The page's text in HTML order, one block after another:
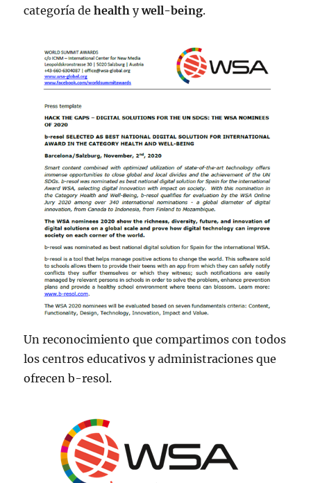
categoría dehealth ywell-being.
Un reconocimiento que compartimos con todos
los centros educativos y administraciones que
ofrecen b-resol.